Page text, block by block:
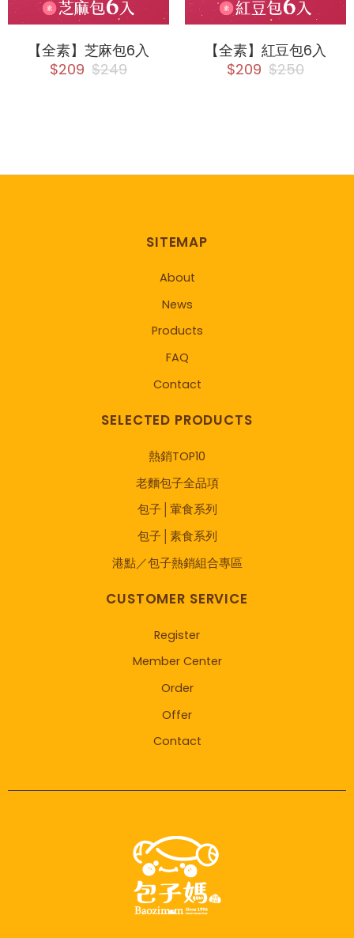
【全素】芝麻包6入
$209 $249
【全素】紅豆包6入
$209 $250
SITEMAP
About
News
Products
FAQ
Contact
SELECTED PRODUCTS
熱銷TOP10
老麵包子全品項
包子│葷食系列
包子│素食系列
港點／包子熱銷組合專區
CUSTOMER SERVICE
Register
Member Center
Order
Offer
Contact